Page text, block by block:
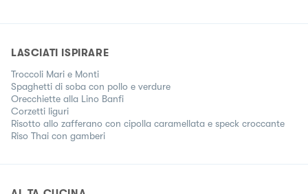
LASCIATI ISPIRARE
Troccoli Mari e Monti
Spaghetti di soba con pollo e verdure
Orecchiette alla Lino Banfi
Corzetti liguri
Risotto allo zafferano con cipolla caramellata e speck croccante
Riso Thai con gamberi